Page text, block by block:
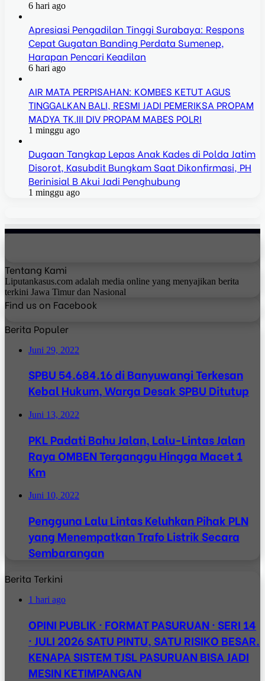
6 hari ago
Apresiasi Pengadilan Tinggi Surabaya: Respons
Cepat Gugatan Banding Perdata Sumenep,
Harapan Pencari Keadilan
6 hari ago
AIR MATA PERPISAHAN: KOMBES KETUT AGUS
TINGGALKAN BALI, RESMI JADI PEMERIKSA PROPAM
MADYA TK.III DIV PROPAM MABES POLRI
1 minggu ago
Dugaan Tangkap Lepas Anak Kades di Polda Jatim
Disorot, Kasubdit Bungkam Saat Dikonfirmasi, PH
Berinisial B Akui Jadi Penghubung
1 minggu ago
Tentang Kami
Liputankasus.com adalah media online yang menyajikan berita
terkini Jawa Timur dan Nasional
Find us on Facebook
Berita Populer
Juni 29, 2022
SPBU 54.684.16 di Banyuwangi Terkesan
Kebal Hukum, Warga Desak SPBU Ditutup
Juni 13, 2022
PKL Padati Bahu Jalan, Lalu-Lintas Jalan
Raya OMBEN Terganggu Hingga Macet 1
Km
Juni 10, 2022
Pengguna Lalu Lintas Keluhkan Pihak PLN
yang Menempatkan Trafo Listrik Secara
Sembarangan
Berita Terkini
1 hari ago
OPINI PUBLIK · FORMAT PASURUAN · SERI 14
· JULI 2026 SATU PINTU, SATU RISIKO BESAR.
KENAPA SISTEM TJSL PASURUAN BISA JADI
MESIN KETIMPANGAN